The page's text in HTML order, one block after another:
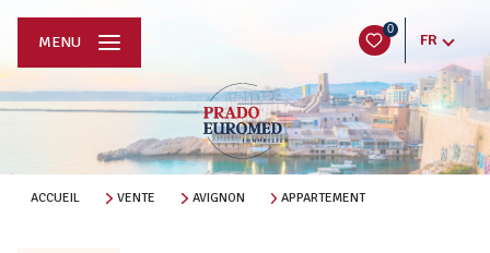
0
FR
MENU
ACCUEIL VENTE AVIGNON APPARTEMENT